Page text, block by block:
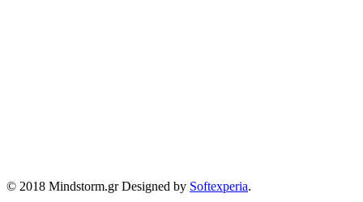
© 2018 Mindstorm.gr Designed by Softexperia.